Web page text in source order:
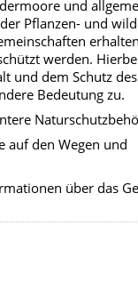
und
Pflanzen- und wild
werden.
und dem Schutz des
Bedeutung zu.
auf den Wegen und
über das